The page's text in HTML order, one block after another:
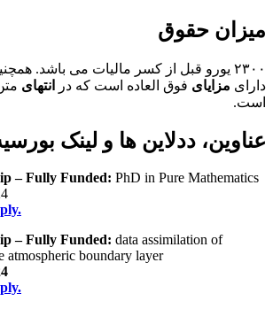
میزان حقوق
۲۳۰۰ یورو قبل از کسر مالیات می باشد.
دارای مزایای فوق العاده است که در انتهای
است.
عناوین، ددلاین ها و لینک
– Fully Funded: PhD in Pure Mathematics
– Fully Funded: data assimilation of
atmospheric boundary layer